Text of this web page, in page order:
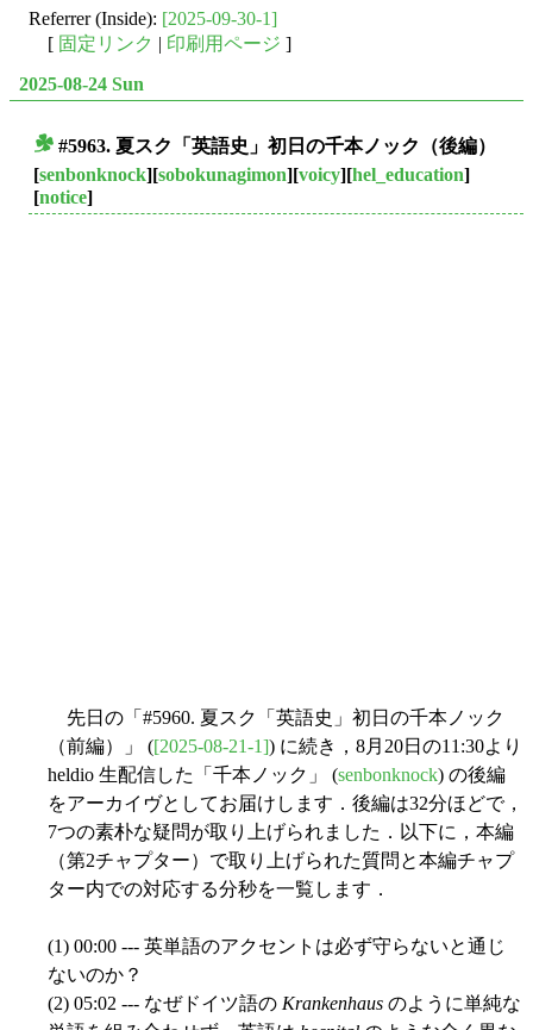
Referrer (Inside): [2025-09-30-1]
[ 固定リンク | 印刷用ページ ]
2025-08-24 Sun
#5963. 夏スク「英語史」初日の千本ノック（後編）
[senbonknock][sobokunagimon][voicy][hel_education]
[notice]
先日の「#5960. 夏スク「英語史」初日の千本ノック
（前編）」 ([2025-08-21-1]) に続き，8月20日の11:30より
heldio 生配信した「千本ノック」 (senbonknock) の後編
をアーカイヴとしてお届けします．後編は32分ほどで，
7つの素朴な疑問が取り上げられました．以下に，本編
（第2チャプター）で取り上げられた質問と本編チャプ
ター内での対応する分秒を一覧します．
(1) 00:00 --- 英単語のアクセントは必ず守らないと通じ
ないのか？
(2) 05:02 --- なぜドイツ語の Krankenhaus のように単純な